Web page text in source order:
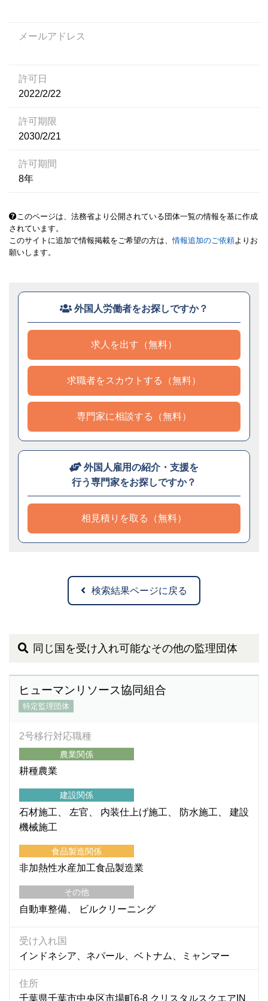
メールアドレス
許可日
2022/2/22
許可期限
2030/2/21
許可期間
8年
このページは、法務省より公開されている団体一覧の情報を基に作成
されています。
このサイトに追加で情報掲載をご希望の方は、情報追加のご依頼よりお
願いします。
外国人労働者をお探しですか？
求人を出す（無料）
求職者をスカウトする（無料）
専門家に相談する（無料）
外国人雇用の紹介・支援を
行う専門家をお探しですか？
相見積りを取る（無料）
検索結果ページに戻る
同じ国を受け入れ可能なその他の監理団体
ヒューマンリソース協同組合
特定監理団体
2号移行対応職種
農業関係
耕種農業
建設関係
石材施工 左官 内装仕上げ施工 防水施工
建設
機械施工
食品製造関係
非加熱性水産加工食品製造業
その他
自動車整備 ビルクリーニング
受け入れ国
インドネシア、ネパール、ベトナム、ミャンマー
住所
千葉県千葉市中央区市場町6-8 クリスタルスクエアIN